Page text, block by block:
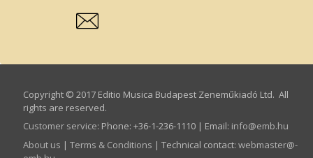
Copyright © 2017 Editio Musica Budapest Zeneműkiadó Ltd. All
rights are reserved.
Customer service: Phone: +36-1-236-1110 | Email: info­@­emb.hu
About us | Terms & Conditions | Technical contact: webmaster­@­